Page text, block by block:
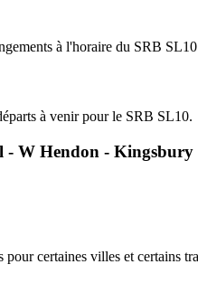
à l'horaire du SRB
à venir pour le SRB SL10.
- W Hendon -
pour certaines villes et certains